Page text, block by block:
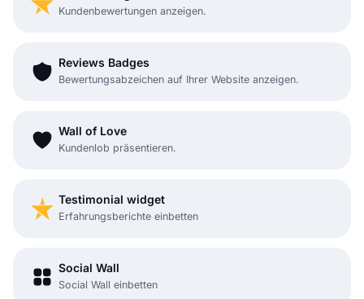
Kundenbewertungen anzeigen.
Reviews Badges
Bewertungsabzeichen auf Ihrer Website anzeigen.
Wall of Love
Kundenlob präsentieren.
Testimonial widget
Erfahrungsberichte einbetten
Social Wall
Social Wall einbetten